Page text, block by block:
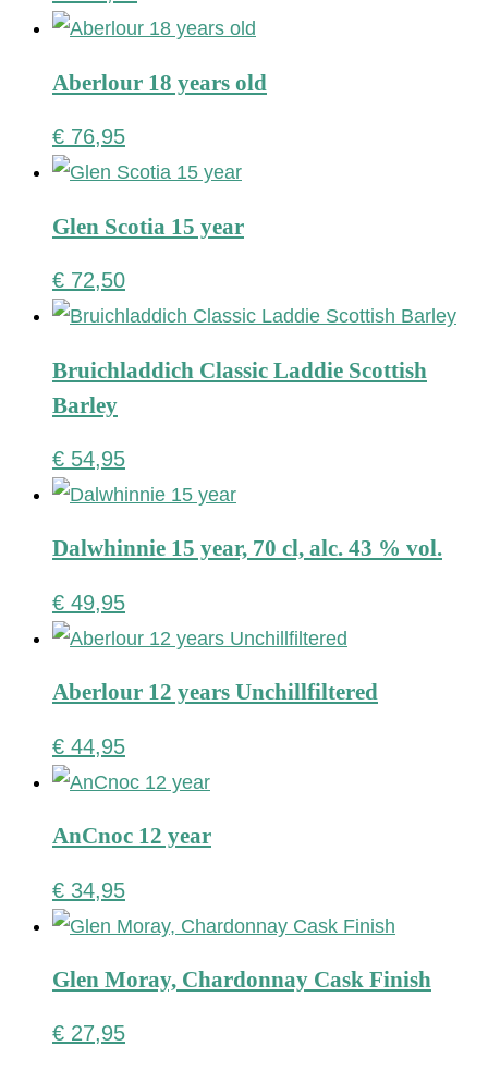
Aberlour 18 years old
€ 76,95
Glen Scotia 15 year
€ 72,50
Bruichladdich Classic Laddie Scottish
Barley
€ 54,95
Dalwhinnie 15 year, 70 cl, alc. 43 % vol.
€ 49,95
Aberlour 12 years Unchillfiltered
€ 44,95
AnCnoc 12 year
€ 34,95
Glen Moray, Chardonnay Cask Finish
€ 27,95